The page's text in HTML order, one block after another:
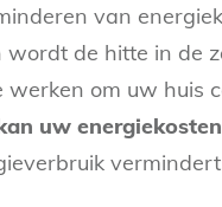
van
de hitte in de
om uw huis
uw